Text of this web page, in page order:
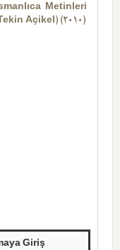
Metinleri
Açikel) (2010)
Giriş